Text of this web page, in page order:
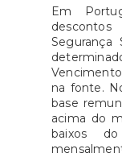
Em
na fonte.
base
acima do
baixos